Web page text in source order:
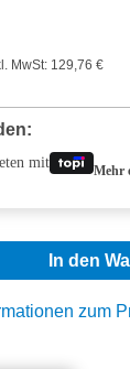
MwSt: 129,76 €
mit Mehr
den
In den
zum